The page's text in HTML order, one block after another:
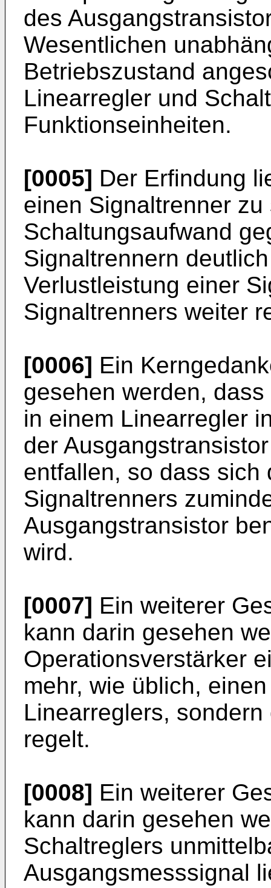
des
Wesentlichen
Betriebszustand
Linearregler und
Funktionseinheiten.
[0005] Der Erfindung
einen Signaltrenner
Schaltungsaufwand
Signaltrennern
Verlustleistung einer
Signaltrenners weiter
[0006] Ein
gesehen werden,
in einem Linearregler
der
entfallen, so dass sich
Signaltrenners
Ausgangstransistor
wird.
[0007] Ein weiterer
kann darin gesehen
Operationsverstärker
mehr, wie üblich,
Linearreglers,
regelt.
[0008] Ein weiterer
kann darin gesehen
Schaltreglers
Ausgangsmesssignal